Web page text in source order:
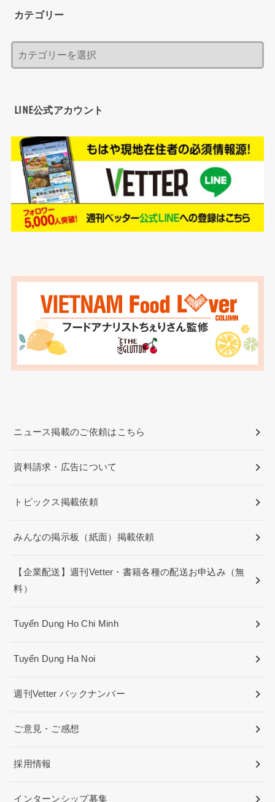
カテゴリー
LINE公式アカウント
ニュース掲載のご依頼はこちら
資料請求・広告について
トピックス掲載依頼
みんなの掲示板（紙面）掲載依頼
【企業配送】週刊Vetter・書籍各種の配送お申込み（無
料）
Tuyển Dụng Ho Chi Minh
Tuyển Dụng Ha Noi
週刊Vetter バックナンバー
ご意見・ご感想
採用情報
インターンシップ募集